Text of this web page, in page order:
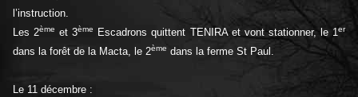
l’instruction.
Les 2ème et 3ème Escadrons quittent TENIRA et vont stationner, le 1er
dans la forêt de la Macta, le 2ème dans la ferme St Paul.
Le 11 décembre :